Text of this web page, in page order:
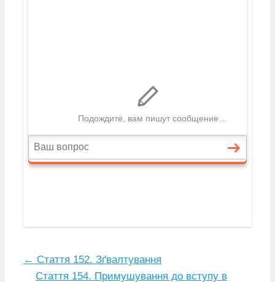
← Стаття 152. Зґвалтування
Стаття 154. Примушування до вступу в